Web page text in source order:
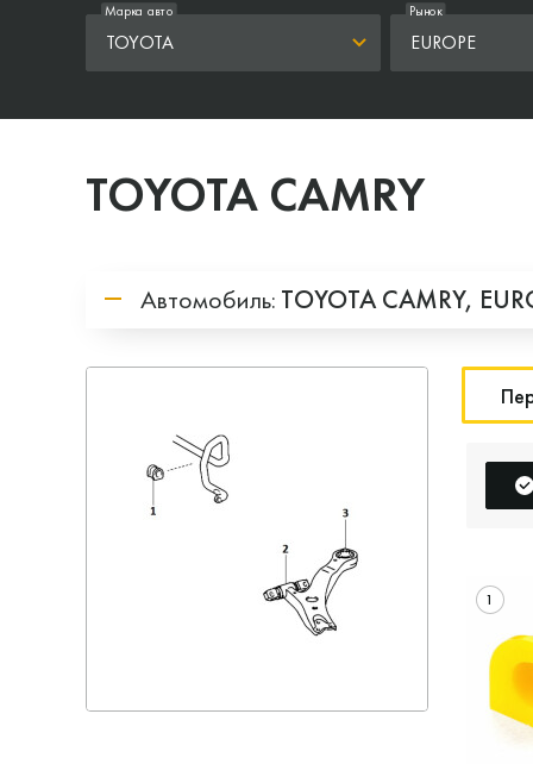
TOYOTA
Марка авто
EUROPE
Рынок
TOYOTA CAMRY
Автомобиль: TOYOTACAMRY,
1